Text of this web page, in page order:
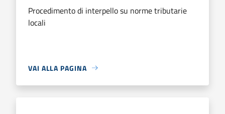
Procedimento di interpello su norme tributarie
locali
VAI ALLA PAGINA